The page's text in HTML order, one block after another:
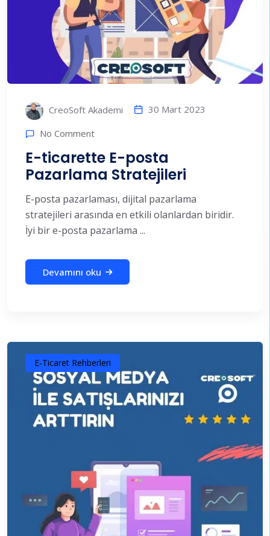
CreoSoft Akademi 30 Mart 2023
No Comment
E-ticarette E-posta
Pazarlama Stratejileri
E-posta pazarlaması, dijital pazarlama
stratejileri arasında en etkili olanlardan biridir.
İyi bir e-posta pazarlama ...
Devamını oku
E-Ticaret Rehberleri